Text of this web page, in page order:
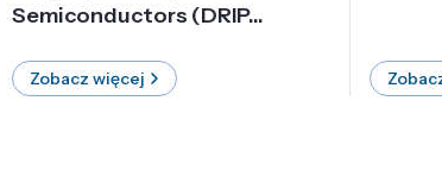
Semiconductors (DRIP...
Zobacz więcej